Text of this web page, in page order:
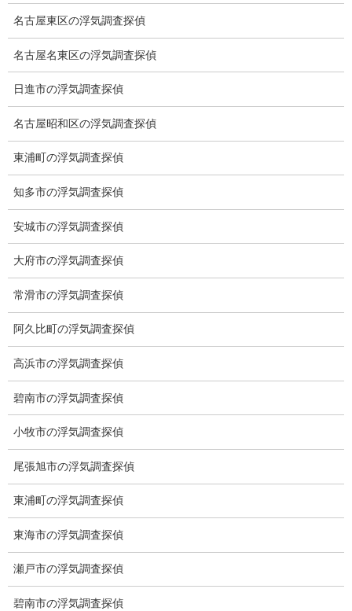
カテゴリー ブログ
ブログ
皆既月食
ブログ
インド干ばつ
総合探偵社ミライリサーチ
名古屋東区の浮気調査探偵
名古屋名東区の浮気調査探偵
日進市の浮気調査探偵
名古屋昭和区の浮気調査探偵
東浦町の浮気調査探偵
知多市の浮気調査探偵
安城市の浮気調査探偵
大府市の浮気調査探偵
常滑市の浮気調査探偵
阿久比町の浮気調査探偵
高浜市の浮気調査探偵
碧南市の浮気調査探偵
小牧市の浮気調査探偵
尾張旭市の浮気調査探偵
東浦町の浮気調査探偵
東海市の浮気調査探偵
瀬戸市の浮気調査探偵
碧南市の浮気調査探偵